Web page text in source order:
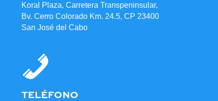
Koral Plaza, Carretera Transpeninsular,
Bv. Cerro Colorado Km. 24.5, CP 23400
San José del Cabo
TELÉFONO